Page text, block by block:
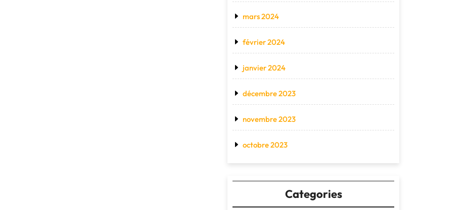
mars 2024
février 2024
janvier 2024
décembre 2023
novembre 2023
octobre 2023
Categories